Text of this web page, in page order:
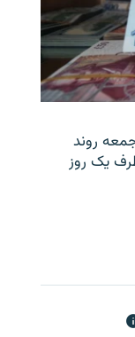
روند
یک روز